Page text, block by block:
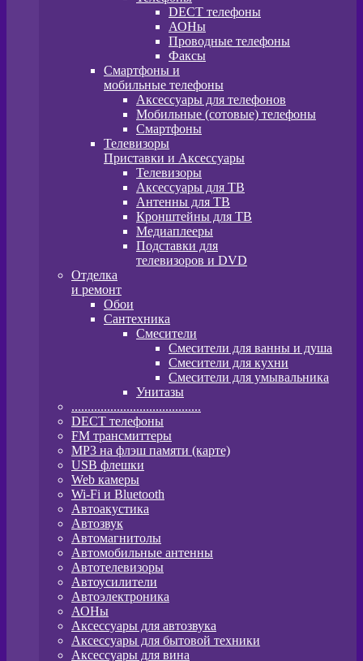
DECT телефоны
АОНы
Проводные телефоны
Факсы
Смартфоны и
мобильные телефоны
Аксессуары для телефонов
Мобильные (сотовые) телефоны
Смартфоны
Телевизоры
Приставки и Аксессуары
Телевизоры
Аксессуары для ТВ
Антенны для ТВ
Кронштейны для ТВ
Медиаплееры
Подставки для
телевизоров и DVD
Отделка
и ремонт
Обои
Сантехника
Смесители
Смесители для ванны и душа
Смесители для кухни
Смесители для умывальника
Унитазы
........................................
DECT телефоны
FM трансмиттеры
MP3 на флэш памяти (карте)
USB флешки
Web камеры
Wi-Fi и Bluetooth
Автоакустика
Автозвук
Автомагнитолы
Автомобильные антенны
Автотелевизоры
Автоусилители
Автоэлектроника
АОНы
Аксессуары для автозвука
Аксессуары для бытовой техники
Аксессуары для вина